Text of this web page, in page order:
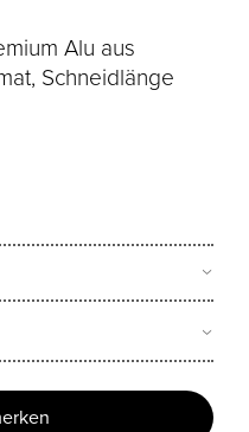
Alu aus
Schneidlänge